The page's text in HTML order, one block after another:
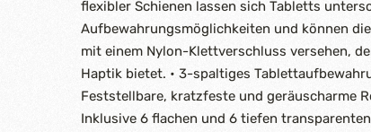
flexibler Schienen lassen sich Tabletts
Aufbewahrungsmöglichkeiten und können
mit einem Nylon-Klettverschluss versehen,
Haptik bietet. • 3-spaltiges
Feststellbare, kratzfeste und geräuscharme
Inklusive 6 flachen und 6 tiefen